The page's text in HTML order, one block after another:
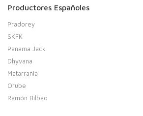
Productores Españoles
Pradorey
SKFK
Panama Jack
Dhyvana
Matarrania
Orube
Ramón Bilbao